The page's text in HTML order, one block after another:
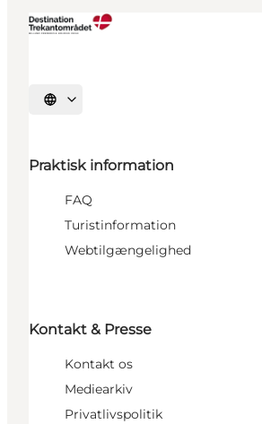
Vælg sprog
Praktisk information
FAQ
Turistinformation
Webtilgængelighed
Kontakt & Presse
Kontakt os
Mediearkiv
Privatlivspolitik